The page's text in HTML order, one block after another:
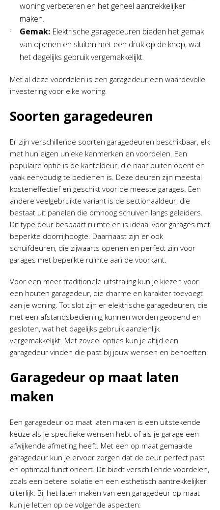
woning verbeteren en het geheel aantrekkelijker
maken.
Gemak: Elektrische garagedeuren bieden het gemak
van openen en sluiten met een druk op de knop, wat
het dagelijks gebruik vergemakkelijkt.
Met al deze voordelen is een garagedeur een waardevolle
investering voor elke woning.
Soorten garagedeuren
Er zijn verschillende soorten garagedeuren beschikbaar, elk
met hun eigen unieke kenmerken en voordelen. Een
populaire optie is de kanteldeur, die naar buiten opent en
vaak eenvoudig te bedienen is. Deze deuren zijn meestal
kosteneffectief en geschikt voor de meeste garages. Een
andere veelgebruikte variant is de sectionaaldeur, die
bestaat uit panelen die omhoog schuiven langs geleiders.
Dit type deur bespaart ruimte en is ideaal voor garages met
beperkte doorrijhoogte. Daarnaast zijn er ook
schuifdeuren, die zijwaarts openen en perfect zijn voor
garages met beperkte ruimte aan de voorkant.
Voor een meer traditionele uitstraling kun je kiezen voor
een houten garagedeur, die charme en karakter toevoegt
aan je woning. Tot slot zijn er elektrische garagedeuren, die
met een afstandsbediening kunnen worden geopend en
gesloten, wat het dagelijks gebruik aanzienlijk
vergemakkelijkt. Met zoveel opties kun je altijd een
garagedeur vinden die past bij jouw wensen en behoeften.
Garagedeur op maat laten
maken
Een garagedeur op maat laten maken is een uitstekende
keuze als je specifieke wensen hebt of als je garage een
afwijkende afmeting heeft. Met een op maat gemaakte
garagedeur kun je ervoor zorgen dat de deur perfect past
en optimaal functioneert. Dit biedt verschillende voordelen,
zoals een betere isolatie en een esthetisch aantrekkelijker
uiterlijk. Bij het laten maken van een garagedeur op maat
kun je letten op de volgende aspecten: